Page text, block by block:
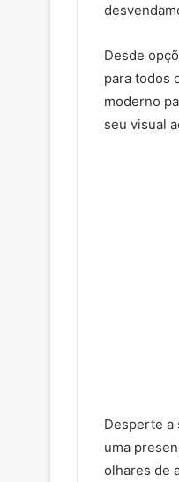
Desde
para todos
moderno
seu visual
Desperte a
uma
olhares de